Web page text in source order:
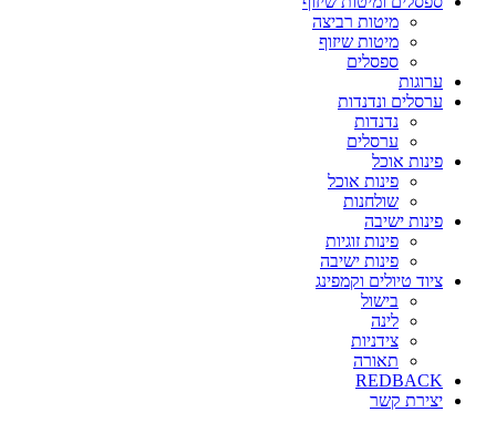
מיטות רביצה
מיטות שיזוף
ספסלים
ערוגות
ערסלים ונדנדות
נדנדות
ערסלים
פינות אוכל
פינות אוכל
שולחנות
פינות ישיבה
פינות זוגיות
פינות ישיבה
ציוד טיולים וקמפינג
בישול
לינה
צידניות
תאורה
REDBACK
יצירת קשר